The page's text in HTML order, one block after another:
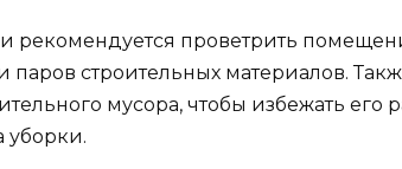
рекомендуется проветрить
строительных материалов.
мусора, чтобы избежать его
уборки.